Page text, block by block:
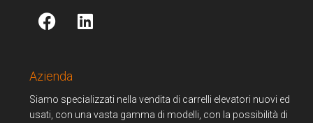
Azienda
Siamo specializzati nella vendita di carrelli elevatori nuovi ed
usati, con una vasta gamma di modelli, con la possibilità di